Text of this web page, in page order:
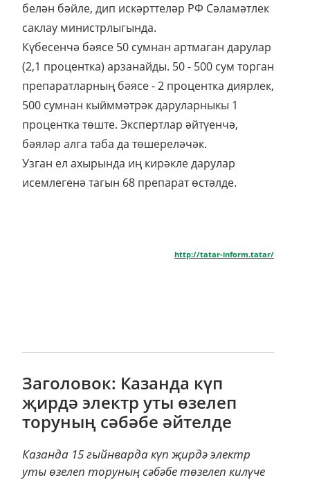
белән бәйле, дип искәрттеләр РФ Сәламәтлек
саклау министрлыгында.
Күбесенчә бәясе 50 сумнан артмаган дарулар
(2,1 процентка) арзанайды. 50 - 500 сум торган
препаратларның бәясе - 2 процентка диярлек,
500 сумнан кыйммәтрәк даруларныкы 1
процентка төште. Экспертлар әйтүенчә,
бәяләр алга таба да төшереләчәк.
Узган ел ахырында иң кирәкле дарулар
исемлегенә тагын 68 препарат өстәлде.
http://tatar-inform.tatar/
Заголовок: Казанда күп
җирдә электр уты өзелеп
торуның сәбәбе әйтелде
Казанда 15 гыйнварда күп җирдә электр
уты өзелеп торуның сәбәбе төзелеп килүче